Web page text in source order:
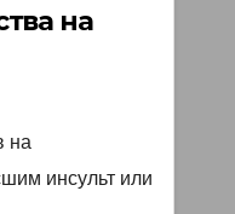
на
на
инсульт или